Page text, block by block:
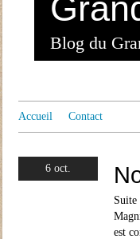
Blog du
Accueil Contact
6 oct.
est